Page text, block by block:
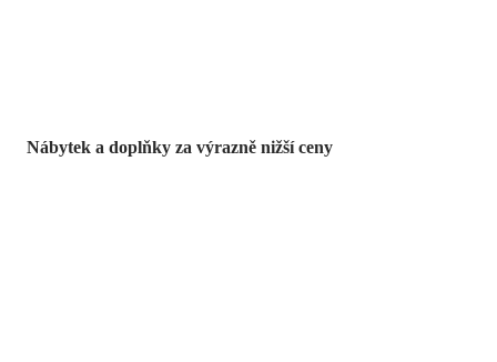
Nábytek a doplňky za výrazně nižší ceny